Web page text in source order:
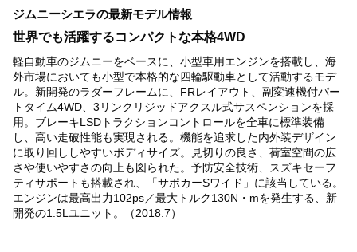
of
0
ジムニーシエラの最新モデル情報
世界でも活躍するコンパクトな本格4WD
軽自動車のジムニーをベースに、小型車用エンジンを搭載し、海
外市場においても小型で本格的な四輪駆動車として活動するモデ
ル。新開発のラダーフレームに、FRレイアウト、副変速機付パー
トタイム4WD、3リンクリジッドアクスル式サスペンションを採
用。ブレーキLSDトラクションコントロールを全車に標準装備
し、高い走破性能も実現される。機能を追求した内外装デザイン
に取り回ししやすいボディサイズ。見切りの良さ、荷室空間の広
さや使いやすさの向上も図られた。予防安全技術、スズキセーフ
ティサポートも搭載され、「サポカーSワイド」に該当している。
エンジンは最高出力102ps／最大トルク130N・mを発生する、新
開発の1.5Lユニット。（2018.7）